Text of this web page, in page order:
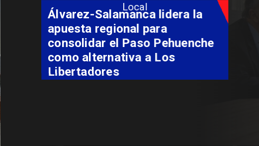
Local
Álvarez-Salamanca lidera la
apuesta regional para
consolidar el Paso Pehuenche
como alternativa a Los
Libertadores